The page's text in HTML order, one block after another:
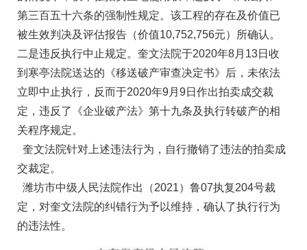
第三百五十六条的强制性规定。该工程的存在及价值已
被生效判决及评估报告（价值10,752,756元）所确认。
二是违反执行中止规定。奎文法院于2020年8月13日收
到寒亭法院送达的《移送破产审查决定书》后，未依法
立即中止执行，反而于2020年9月9日作出拍卖成交裁
定，违反了《企业破产法》第十九条及执行转破产的相
关程序规定。
奎文法院针对上述违法行为，自行撤销了违法的拍卖成
交裁定。
潍坊市中级人民法院作出（2021）鲁07执复204号裁
定，对奎文法院的纠错行为予以维持，确认了执行行为
的违法性。